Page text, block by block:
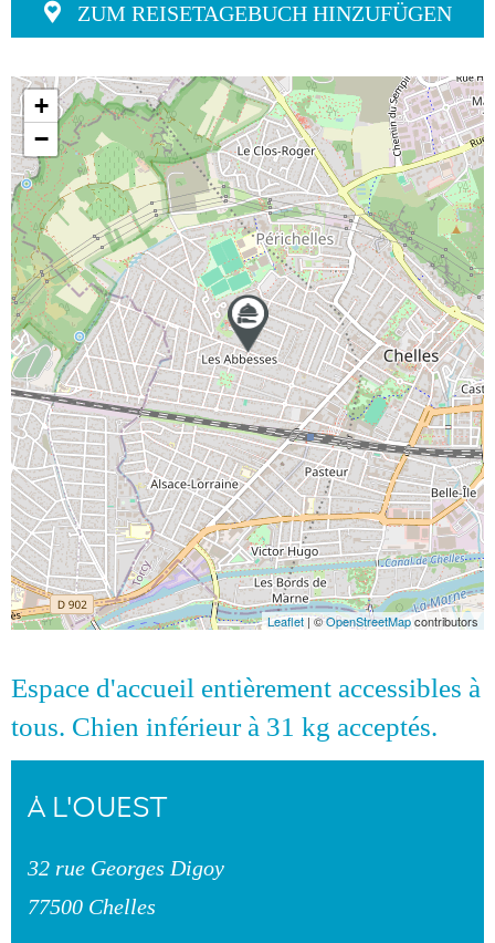
ZUM REISETAGEBUCH HINZUFÜGEN
+
−
Leaflet| ©OpenStreetMapcontributors
Espace d'accueil entièrement accessibles à
tous. Chien inférieur à 31 kg acceptés.
À L'OUEST
32 rue Georges Digoy
77500 Chelles